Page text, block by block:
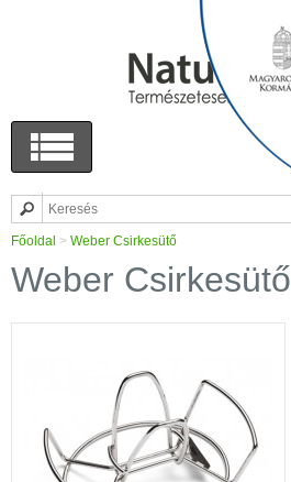
Főoldal > Weber Csirkesütő
Weber Csirkesütő